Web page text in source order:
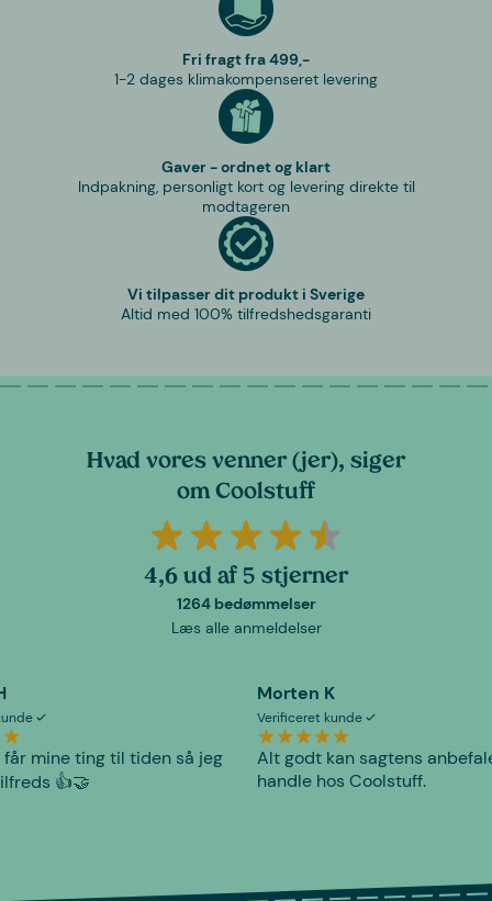
Fri fragt fra 499,-
1-2 dages klimakompenseret levering
Gaver - ordnet og klart
Indpakning, personligt kort og levering direkte til
modtageren
Vi tilpasser dit produkt i Sverige
Altid med 100% tilfredshedsgaranti
Hvad vores venner (jer), siger
om Coolstuff
4,6 ud af 5 stjerner
1264 bedømmelser
Læs alle anmeldelser
får mine ting til tiden så jeg
👍🤝
Morten K
Verificeret kunde
Alt godt kan sagtens
handle hos Coolstuff.